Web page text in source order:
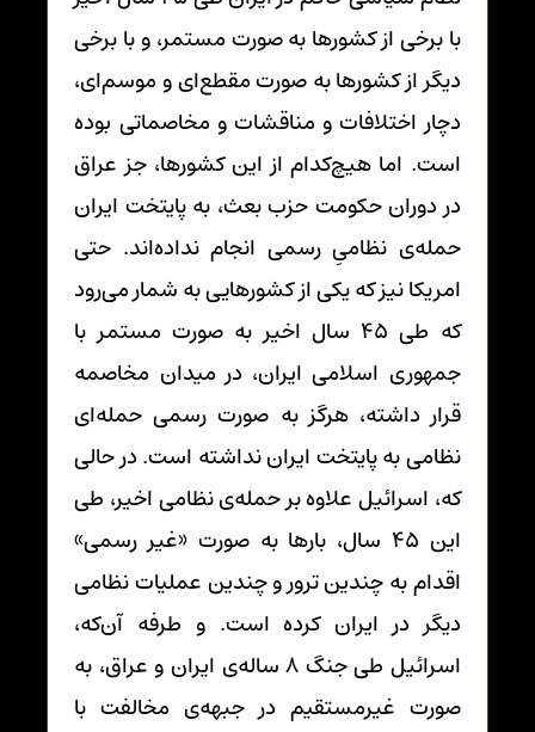
با برخی از کشورها به صورت مستمر، و با برخی
دیگر از کشورها به صورت مقطع‌ای و موسم‌ای،
دچار اختلافات و مناقشات و مخاصماتی بوده
است. اما هیچ‌کدام از این کشورها، جز عراق
در دوران حکومت حزب بعث، به پایتخت ایران
حمله‌ی نظامیِ رسمی انجام نداده‌اند. حتی
امریکا نیز که یکی از کشورهایی به شمار می‌رود
که طی 45 سال اخیر به صورت مستمر با
جمهوری اسلامی ایران، در میدان مخاصمه
قرار داشته، هرگز به صورت رسمی حمله‌ای
نظامی به پایتخت ایران نداشته است. در حالی
که، اسرائیل علاوه بر حمله‌ی نظامی اخیر، طی
این 45 سال، بارها به صورت «غیر رسمی»
اقدام به چندین ترور و چندین عملیات نظامی
دیگر در ایران کرده است. و طرفه آن‌که،
اسرائیل طی جنگ 8 ساله‌ی ایران و عراق، به
صورت غیرمستقیم در جبهه‌ی مخالفت با